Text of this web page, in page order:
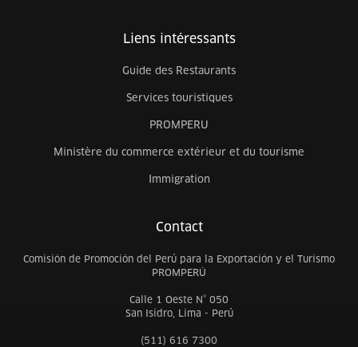
Liens intéressants
Guide des Restaurants
Services touristiques
PROMPERU
Ministère du commerce extérieur et du tourisme
Immigration
Contact
Comisión de Promoción del Perú para la Exportación y el Turismo
PROMPERÚ
Calle 1 Oeste N° 050
San Isidro, Lima - Perú
(511) 616 7300